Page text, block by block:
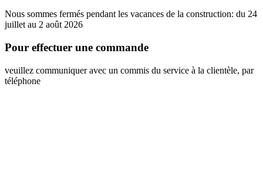
Nous sommes fermés pendant les vacances de la construction: du 24
juillet au 2 août 2026
Pour effectuer une commande
veuillez communiquer avec un commis du service à la clientèle, par
téléphone